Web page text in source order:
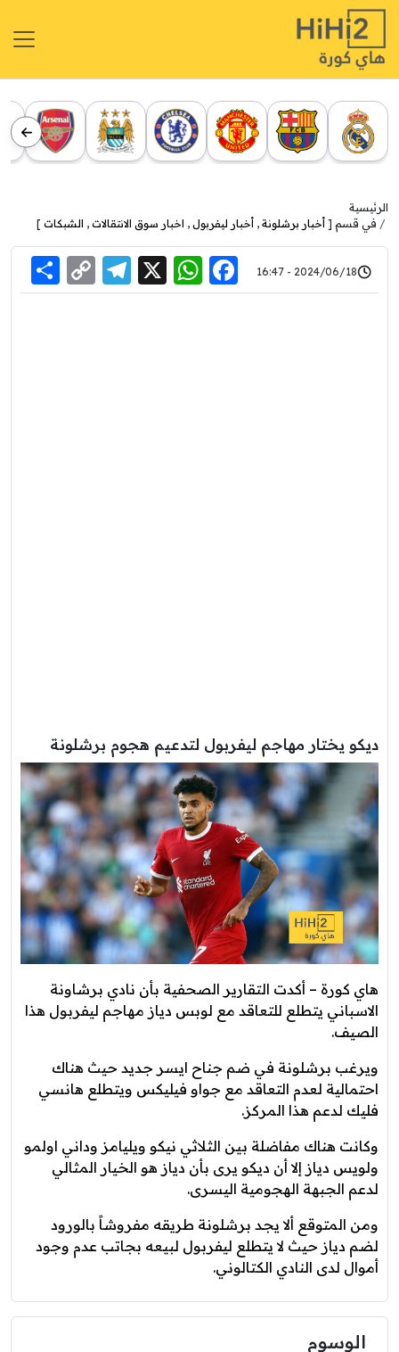
الرئيسية
في قسم [ أخبار برشلونة , أخبار ليفربول , اخبار سوق الانتقالات , الشبكات ]
2024/06/18 - 16:47
Facebook
WhatsApp
X
Link
ديكو يختار مهاجم ليفربول لتدعيم هجوم برشلونة
هاي كورة – أكدت التقارير الصحفية بأن نادي برشاونة
الاسباني يتطلع للتعاقد مع لوبس دياز مهاجم ليفربول هذا
الصيف.
ويرغب برشلونة في ضم جناح ايسر جديد حيث هناك
احتمالية لعدم التعاقد مع جواو فيليكس ويتطلع هانسي
فليك لدعم هذا المركز.
وكانت هناك مفاضلة بين الثلاثي نيكو ويليامز وداني اولمو
ولويس دياز إلا أن ديكو يرى بأن دياز هو الخيار المثالي
لدعم الجبهة الهجومية اليسرى.
ومن المتوقع ألا يجد برشلونة طريقه مفروشاً بالورود
لضم دياز حيث لا يتطلع ليفربول لبيعه بجاتب عدم وجود
أموال لدى النادي الكتالوني.
الوسوم